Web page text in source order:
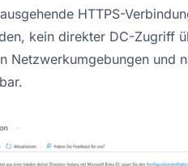
HTTPS-
kein direkter DC-Zugriff
Netzwerkumgebungen und